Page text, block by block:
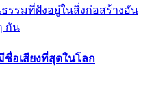
รรมที่ฝังอยู่ในสิ่งก่อสร้างอัน
กัน
อเสียงที่สุดในโลก